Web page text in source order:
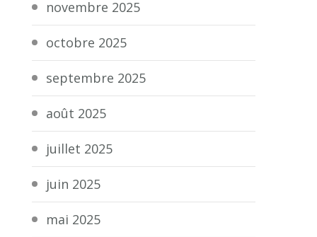
novembre 2025
octobre 2025
septembre 2025
août 2025
juillet 2025
juin 2025
mai 2025